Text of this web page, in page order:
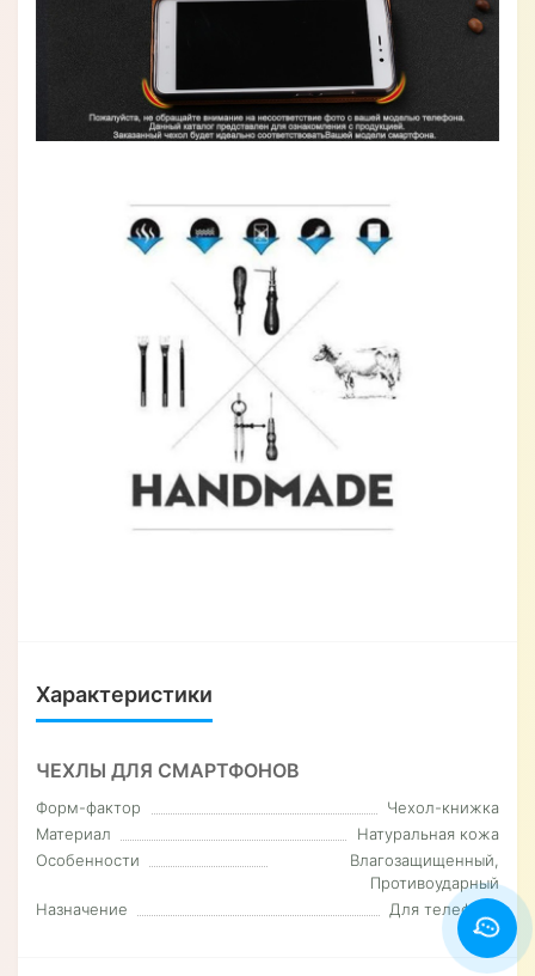
Характеристики
ЧЕХЛЫ ДЛЯ СМАРТФОНОВ
Форм-фактор
Чехол-книжка
Материал
Натуральная кожа
Особенности
Влагозащищенный,
Противоударный
Назначение
Для телефона